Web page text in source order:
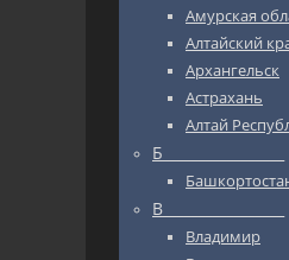
Амурская
Алтайский
Архангельск
Астрахань
Алтай
Б_________________
В_________________
Владимир